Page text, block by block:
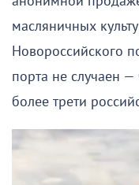
масляничных
Новороссийского
порта не случаен —
более трети